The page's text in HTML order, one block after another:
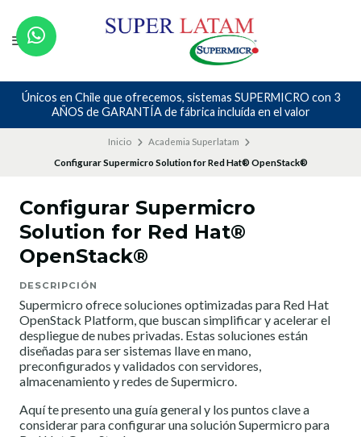
Nos avalan nuestros canales y mas de 23 años de experiencia
Inicio
Academia Superlatam
Configurar Supermicro Solution for Red Hat® OpenStack®
Configurar Supermicro
Solution for Red Hat®
OpenStack®
DESCRIPCIÓN
Supermicro ofrece soluciones optimizadas para Red Hat
OpenStack Platform, que buscan simplificar y acelerar el
despliegue de nubes privadas. Estas soluciones están
diseñadas para ser sistemas llave en mano,
preconfigurados y validados con servidores,
almacenamiento y redes de Supermicro.
Aquí te presento una guía general y los puntos clave a
considerar para configurar una solución Supermicro para